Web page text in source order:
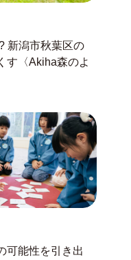
新潟市秋葉区の
す 〈Akiha森のよ
可能性を引き出